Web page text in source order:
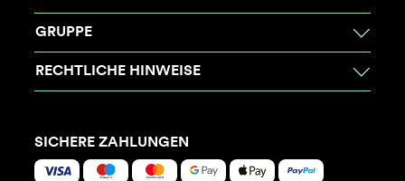
GRUPPE
RECHTLICHE HINWEISE
SICHERE ZAHLUNGEN